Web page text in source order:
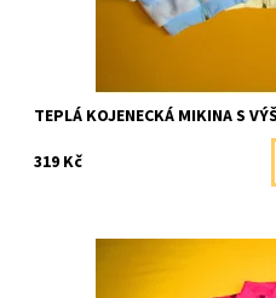
TEPLÁ KOJENECKÁ MIKINA S
319 Kč
Dívčí bavlněná mikina se